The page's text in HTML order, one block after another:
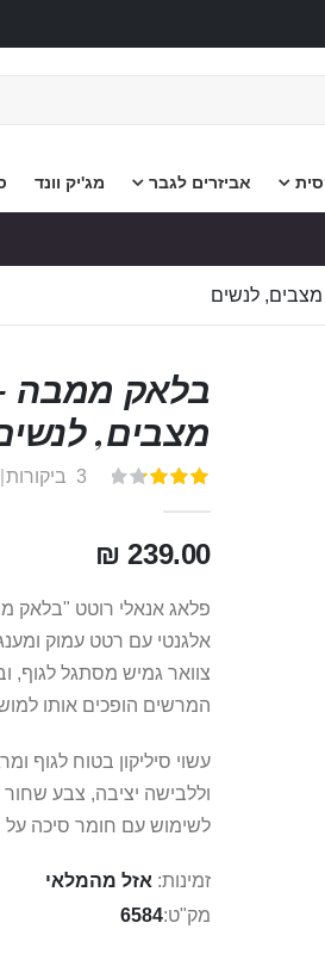
אביזרים לגבר מג'יק וונד
מצבים,
דירוג:
3 ביקורות
239.00 ₪
פלאג אנאלי רוטט "בלאק
אלגנטי עם רטט עמוק
צוואר גמיש מסתגל
המרשים הופכים אותו
עשוי סיליקון בטוח לגוף
וללבישה יציבה, צבע שחור
לשימוש עם חומר סיכה
זמינות: אזל מהמלאי
מק"ט 6584